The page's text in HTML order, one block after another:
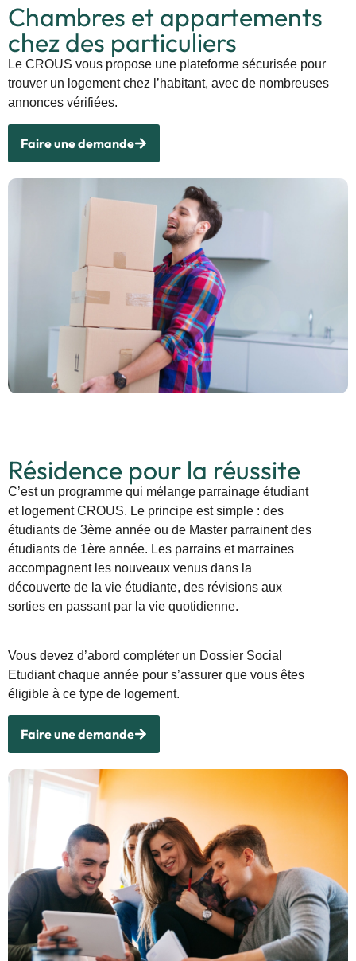
Chambres et appartements
chez des particuliers
Le CROUS vous propose une plateforme sécurisée pour
trouver un logement chez l’habitant, avec de nombreuses
annonces vérifiées.
Faire une demande
Résidence pour la réussite
C’est un programme qui mélange parrainage étudiant
et logement CROUS. Le principe est simple : des
étudiants de 3ème année ou de Master parrainent des
étudiants de 1ère année. Les parrains et marraines
accompagnent les nouveaux venus dans la
découverte de la vie étudiante, des révisions aux
sorties en passant par la vie quotidienne.
Vous devez d’abord compléter un Dossier Social
Etudiant chaque année pour s’assurer que vous êtes
éligible à ce type de logement.
Faire une demande